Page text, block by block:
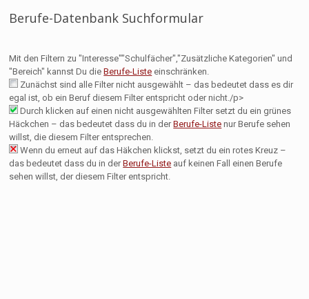
Berufe-Datenbank Suchformular
Mit den Filtern zu "Interesse""Schulfächer","Zusätzliche Kategorien" und
"Bereich" kannst Du dieBerufe-Liste einschränken.
Zunächst sind alle Filter nicht ausgewählt – das bedeutet dass es dir
egal ist, ob ein Beruf diesem Filter entspricht oder nicht./p>
Durch klicken auf einen nicht ausgewählten Filter setzt du ein grünes
Häckchen – das bedeutet dass du in derBerufe-Liste nur Berufe sehen
willst, die diesem Filter entsprechen.
Wenn du erneut auf das Häkchen klickst, setzt du ein rotes Kreuz –
das bedeutet dass du in derBerufe-Liste auf keinen Fall einen Berufe
sehen willst, der diesem Filter entspricht.